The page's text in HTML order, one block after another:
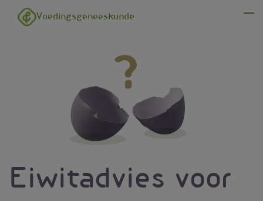
Overslaan en naar de inhoud gaan
Voedingsgeneeskunde
Eiwitadvies voor